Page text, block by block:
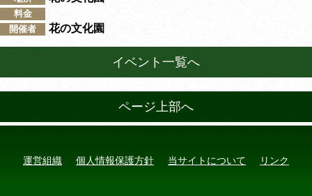
料金
開催者
花の文化園
イベント一覧へ
ページ上部へ
運営組織 個人情報保護方針 当サイトについて リンク